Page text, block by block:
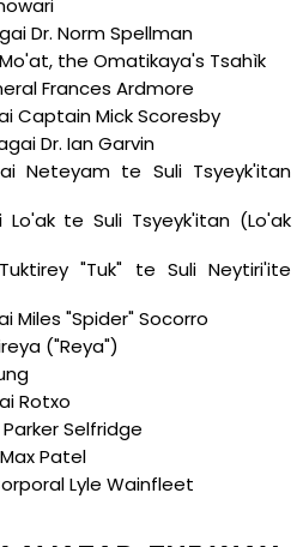
Dr. Norm Spellman
the Omatikaya's Tsahìk
Frances Ardmore
Captain Mick Scoresby
Dr. Ian Garvin
Neteyam te Suli Tsyeyk'itan
te Suli Tsyeyk'itan (Lo'ak
"Tuk" te Suli Neytiri'ite
Miles "Spider" Socorro
("Reya")
Rotxo
Selfridge
Patel
Lyle Wainfleet